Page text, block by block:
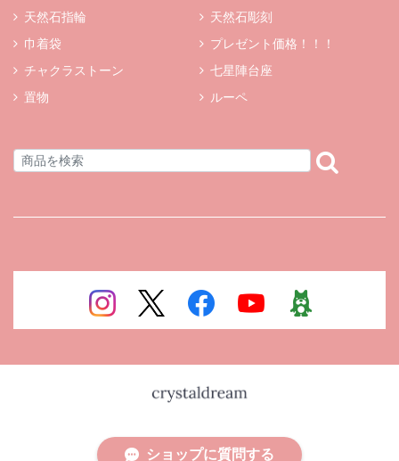
天然石指輪
天然石彫刻
巾着袋
プレゼント価格！！！
チャクラストーン
七星陣台座
置物
ルーペ
ショップに質問する